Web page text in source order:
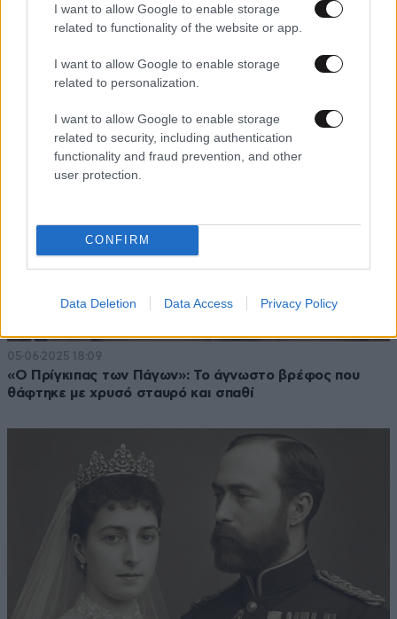
I want to allow Google to enable storage
related to functionality of the website or app.
I want to allow Google to enable storage
related to personalization.
I want to allow Google to enable storage
related to security, including authentication
functionality and fraud prevention, and other
user protection.
CONFIRM
Data Deletion Data Access Privacy Policy
03·07·2025 20:50
DJ Vyntrix
05·06·2025 18:09
«Ο Πρίγκιπας των Πάγων»: Το άγνωστο βρέφος που
θάφτηκε με χρυσό σταυρό και σπαθί